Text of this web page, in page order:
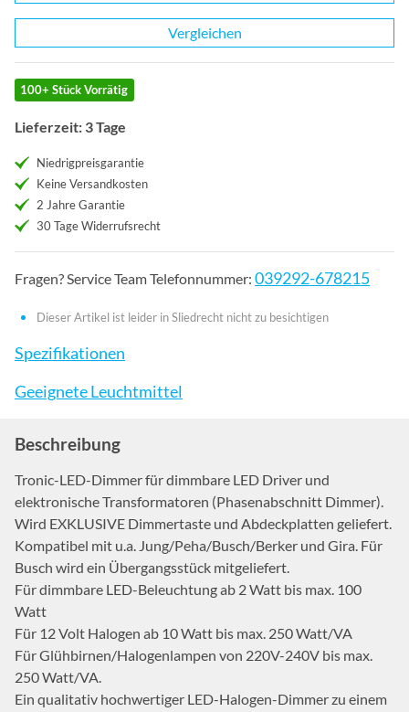
Vergleichen
100+ Stück Vorrätig
Lieferzeit: 3 Tage
Niedrigpreisgarantie
Keine Versandkosten
2 Jahre Garantie
30 Tage Widerrufsrecht
Fragen? Service Team Telefonnummer: 039292-678215
Dieser Artikel ist leider in Sliedrecht nicht zu besichtigen
Spezifikationen
Geeignete Leuchtmittel
Beschreibung
Tronic-LED-Dimmer für dimmbare LED Driver und
elektronische Transformatoren (Phasenabschnitt Dimmer).
Wird EXKLUSIVE Dimmertaste und Abdeckplatten geliefert.
Kompatibel mit u.a. Jung/Peha/Busch/Berker und Gira. Für
Busch wird ein Übergangsstück mitgeliefert.
Für dimmbare LED-Beleuchtung ab 2 Watt bis max. 100
Watt
Für 12 Volt Halogen ab 10 Watt bis max. 250 Watt/VA
Für Glühbirnen/Halogenlampen von 220V-240V bis max.
250 Watt/VA.
Ein qualitativ hochwertiger LED-Halogen-Dimmer zu einem